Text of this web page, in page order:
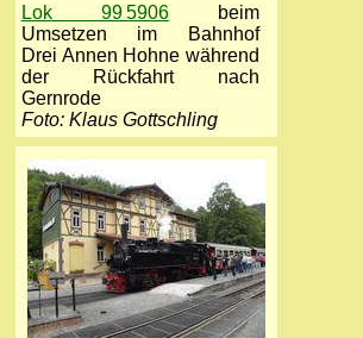
Lok 99 5906beim
Umsetzen im Bahnhof
Drei Annen Hohne während
der Rückfahrt nach
Gernrode
Foto: Klaus Gottschling